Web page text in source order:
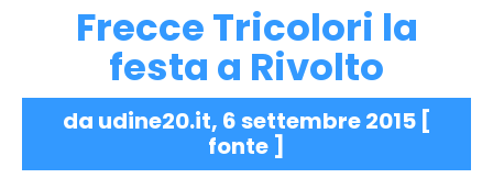
Frecce Tricolori la
festa a Rivolto
da udine20.it, 6 settembre 2015 [
fonte ]